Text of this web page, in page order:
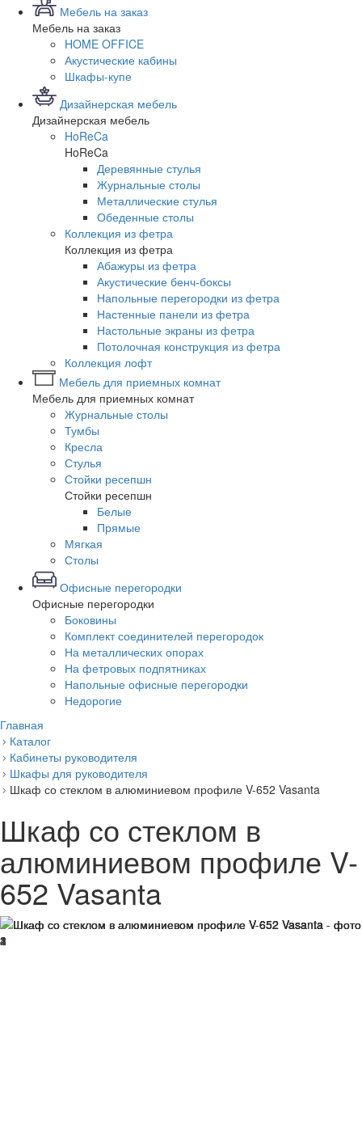
Мебель на заказ
Мебель на заказ
HOME OFFICE
Акустические кабины
Шкафы-купе
Дизайнерская мебель
Дизайнерская мебель
HoReCa
HoReCa
Деревянные стулья
Журнальные столы
Металлические стулья
Обеденные столы
Коллекция из фетра
Коллекция из фетра
Абажуры из фетра
Акустические бенч-боксы
Напольные перегородки из фетра
Настенные панели из фетра
Настольные экраны из фетра
Потолочная конструкция из фетра
Коллекция лофт
Мебель для приемных комнат
Мебель для приемных комнат
Журнальные столы
Тумбы
Кресла
Стулья
Стойки ресепшн
Стойки ресепшн
Белые
Прямые
Мягкая
Столы
Офисные перегородки
Офисные перегородки
Боковины
Комплект соединителей перегородок
На металлических опорах
На фетровых подпятниках
Напольные офисные перегородки
Недорогие
Главная
Каталог
Кабинеты руководителя
Шкафы для руководителя
Шкаф со стеклом в алюминиевом профиле V-652 Vasanta
Шкаф со стеклом в
алюминиевом профиле V-
652 Vasanta